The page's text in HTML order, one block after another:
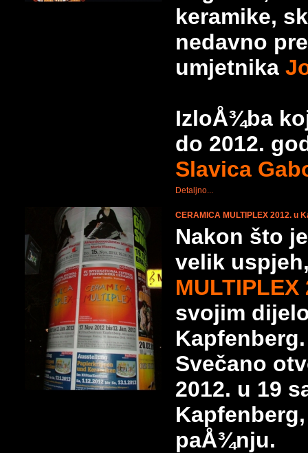
keramike,
nedavno
umjetnika
IzloÅ¾ba
do 2012.
Slavica
Detaljno...
CERAMICA MULTIPLEX 2012. u
Nakon što
velik
svojim
Kapfenberg.
Svečano
2012. u 19
paÅ¾nju.